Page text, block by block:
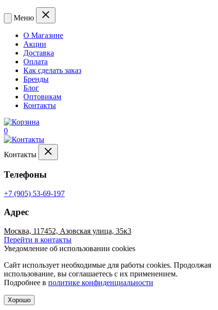
Меню
О Магазине
Акции
Доставка
Оплата
Как сделать заказ
Бренды
Блог
Оптовикам
Контакты
0
Контакты
Телефоны
+7 (905) 53-69-197
Адрес
Москва, 117452, Азовская улица, 35к3
Перейти в контакты
Уведомление об использовании cookies
Сайт использует необходимые для работы cookies. Продолжая
использование, вы соглашаетесь с их применением.
Подробнее в политике конфиденциальности
Хорошо